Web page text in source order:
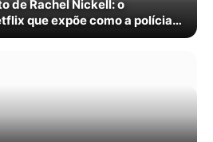
de Rachel Nickell: o
que expõe como a polícia
por anos